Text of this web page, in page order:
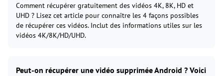
Comment récupérer gratuitement des vidéos 4K, 8K, HD et
UHD ? Lisez cet article pour connaître les 4 façons possibles
de récupérer ces vidéos. Inclut des informations utiles sur les
vidéos 4K/8K/HD/UHD.
Peut-on récupérer une vidéo supprimée Android ? Voici